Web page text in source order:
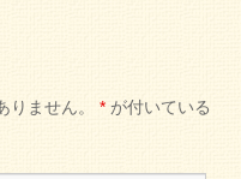
ません。 * が付いている